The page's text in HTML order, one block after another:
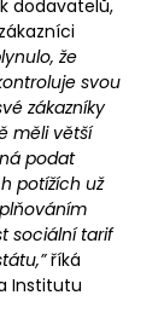
dodavatelů,
že
svou
zákazníky
měli větší
podat
potížích už
sociální tarif
říká
Institutu